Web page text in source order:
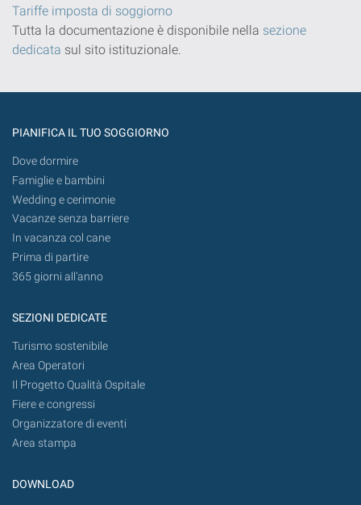
Tariffe imposta di soggiorno
Tutta la documentazione è disponibile nella sezione
dedicata sul sito istituzionale.
PIANIFICA IL TUO SOGGIORNO
Dove dormire
Famiglie e bambini
Wedding e cerimonie
Vacanze senza barriere
In vacanza col cane
Prima di partire
365 giorni all’anno
SEZIONI DEDICATE
Turismo sostenibile
Area Operatori
Il Progetto Qualità Ospitale
Fiere e congressi
Organizzatore di eventi
Area stampa
DOWNLOAD